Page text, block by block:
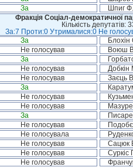
За Шпиг
Фракція Соціал-демократичної
Кількість депутатів:
За:7 Проти:0 Утрималися:0 Не
За
Не голосував Воюш
За
Не голосував
Не голосував Заєць
За
Не голосував
Не голосував
За
Не голосував
Не голосувала
Не голосував Сацюк
Не голосував Суркіс
Не голосував